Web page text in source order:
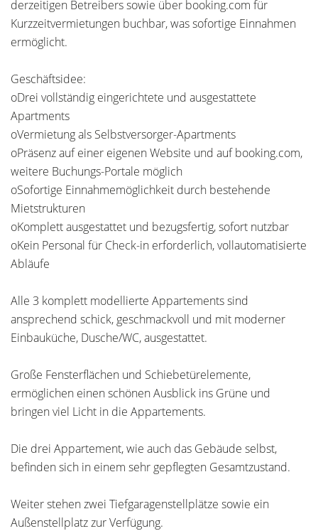
derzeitigen Betreibers sowie über booking.com für
Kurzzeitvermietungen buchbar, was sofortige Einnahmen
ermöglicht.
Geschäftsidee:
oDrei vollständig eingerichtete und ausgestattete
Apartments
oVermietung als Selbstversorger-Apartments
oPräsenz auf einer eigenen Website und auf booking.com,
weitere Buchungs-Portale möglich
oSofortige Einnahmemöglichkeit durch bestehende
Mietstrukturen
oKomplett ausgestattet und bezugsfertig, sofort nutzbar
oKein Personal für Check-in erforderlich, vollautomatisierte
Abläufe
Alle 3 komplett modellierte Appartements sind
ansprechend schick, geschmackvoll und mit moderner
Einbauküche, Dusche/WC, ausgestattet.
Große Fensterflächen und Schiebetürelemente,
ermöglichen einen schönen Ausblick ins Grüne und
bringen viel Licht in die Appartements.
Die drei Appartement, wie auch das Gebäude selbst,
befinden sich in einem sehr gepflegten Gesamtzustand.
Weiter stehen zwei Tiefgaragenstellplätze sowie ein
Außenstellplatz zur Verfügung.